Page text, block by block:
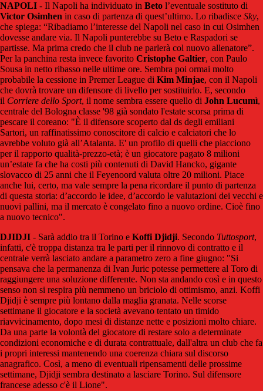
NAPOLI - Il Napoli ha individuato in Beto l’eventuale sostituto di
Victor Osimhen in caso di partenza di quest’ultimo. Lo ribadisce Sky,
che spiega: “Ribadiamo l’interesse del Napoli nel caso in cui Osimhen
dovesse andare via. Il Napoli punterebbe su Beto e Raspadori se
partisse. Ma prima credo che il club ne parlerà col nuovo allenatore”.
Per la panchina resta invece favorito Cristophe Galtier, con Paulo
Sousa in netto ribasso nelle ultime ore. Sembra poi ormai molto
probabile la cessione in Premer League di Kim Minjae, con il Napoli
che dovrà trovare un difensore di livello per sostituirlo. E, secondo
il Corriere dello Sport, il nome sembra essere quello di John Lucumì,
centrale del Bologna classe '98 già sondato l'estate scorsa prima di
pescare il coreano: "È il difensore scoperto dal ds degli emiliani
Sartori, un raffinatissimo conoscitore di calcio e calciatori che lo
avrebbe voluto già all’Atalanta. E' un profilo di quelli che piacciono
per il rapporto qualità-prezzo-età; è un giocatore pagato 8 milioni
un’estate fa che ha costi più contenuti di David Hancko, gigante
slovacco di 25 anni che il Feyenoord valuta oltre 20 milioni. Piace
anche lui, certo, ma vale sempre la pena ricordare il punto di partenza
di questa storia: d’accordo le idee, d’accordo le valutazioni dei vecchi e
nuovi pallini, ma il mercato è congelato fino a nuovo ordine. Cioè fino
a nuovo tecnico".
DJIDJI - Sarà addio tra il Torino e Koffi Djidji. Secondo Tuttosport,
infatti, c'è troppa distanza tra le parti per il rinnovo di contratto e il
centrale verrà lasciato andare a parametro zero a fine giugno: "Si
pensava che la permanenza di Ivan Juric potesse permettere al Toro di
raggiungere una soluzione differente. Non sta andando così e in questo
senso non si respira più nemmeno un briciolo di ottimismo, anzi. Koffi
Djidji è sempre più lontano dalla maglia granata. Nelle scorse
settimane il giocatore e la società avevano tentato un timido
riavvicinamento, dopo mesi di distanze nette e posizioni molto chiare.
Da una parte la volontà del giocatore di restare solo a determinate
condizioni economiche e di durata contrattuale, dall'altra un club che fa
i propri interessi mantenendo una coerenza chiara sul discorso
anagrafico. Così, a meno di eventuali ripensamenti delle prossime
settimane, Djidji sembra destinato a lasciare Torino. Sul difensore
francese adesso c'è il Lione".